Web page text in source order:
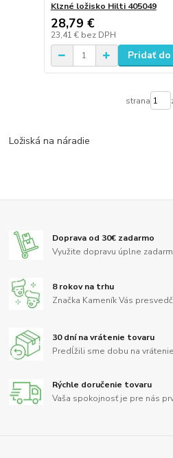
Klzné ložisko Hilti 405049
28,79 €
23,41 € bez DPH
Pridať
strana
Ložiská na náradie
Doprava od 30€ zadarmo
Využite dopravu úplne
8 rokov na trhu
Značka Kameník Vás
30 dní na vrátenie tovaru
Predĺžili sme dobu na
Rýchle doručenie tovaru
Vaša spokojnosť je pre nás